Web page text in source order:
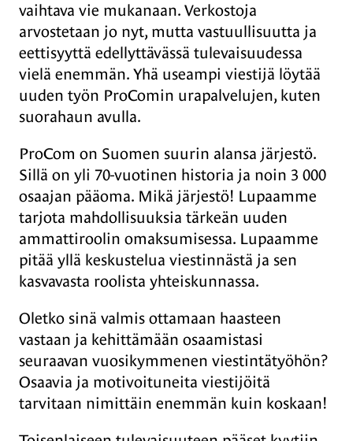
vaihtava vie mukanaan. Verkostoja
arvostetaan jo nyt, mutta vastuullisuutta ja
eettisyyttä edellyttävässä tulevaisuudessa
vielä enemmän. Yhä useampi viestijä löytää
uuden työn ProComin urapalvelujen, kuten
suorahaun avulla.
ProCom on Suomen suurin alansa järjestö.
Sillä on yli 70-vuotinen historia ja noin 3 000
osaajan pääoma. Mikä järjestö! Lupaamme
tarjota mahdollisuuksia tärkeän uuden
ammattiroolin omaksumisessa. Lupaamme
pitää yllä keskustelua viestinnästä ja sen
kasvavasta roolista yhteiskunnassa.
Oletko sinä valmis ottamaan haasteen
vastaan ja kehittämään osaamistasi
seuraavan vuosikymmenen viestintätyöhön?
Osaavia ja motivoituneita viestijöitä
tarvitaan nimittäin enemmän kuin koskaan!